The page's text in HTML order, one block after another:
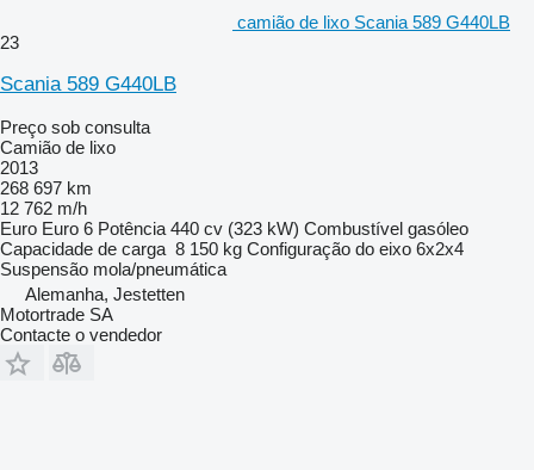
camião de lixo Scania 589 G440LB
23
Scania 589 G440LB
Preço sob consulta
Camião de lixo
2013
268 697 km
12 762 m/h
Euro Euro 6 Potência 440 cv (323 kW) Combustível gasóleo
Capacidade de carga 8 150 kg Configuração do eixo 6x2x4
Suspensão mola/pneumática
Alemanha, Jestetten
Motortrade SA
Contacte o vendedor